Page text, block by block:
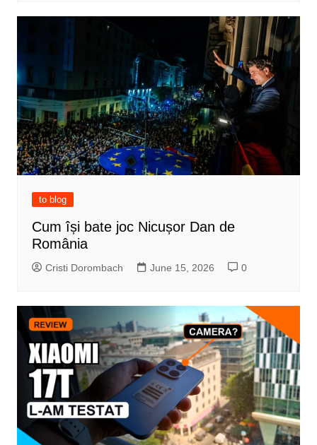
to blog
Cum își bate joc Nicușor Dan de
România
Cristi Dorombach June 15, 2026 0